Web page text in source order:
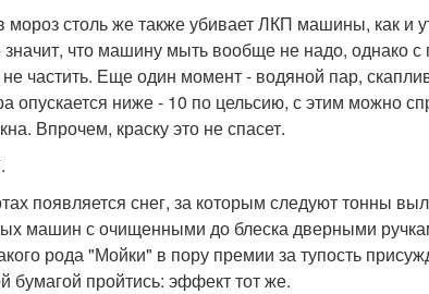
столь же также убивает ЛКП машины, как и
что машину мыть вообще не надо, однако
частить. Еще один момент - водяной пар,
опускается ниже - 10 по цельсию, с этим можно
Впрочем, краску это не спасет.
появляется снег, за которым следуют тонны
машин с очищенными до блеска дверными
рода "Мойки" в пору премии за тупость
пройтись: эффект тот же.